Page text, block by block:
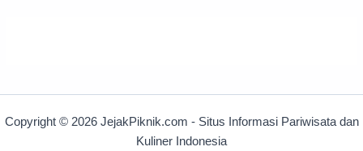
Copyright © 2026 JejakPiknik.com - Situs Informasi Pariwisata dan
Kuliner Indonesia